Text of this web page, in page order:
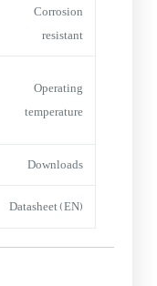
Corrosion
resistant
Operating
temperature
Downloads
Datasheet (EN)